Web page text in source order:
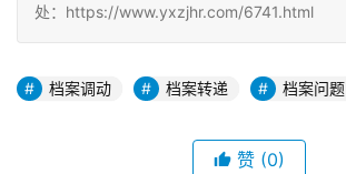
处：https://www.yxzjhr.com/6741.html
档案调动 档案转递 档案问题
赞 (0)